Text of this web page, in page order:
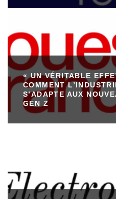
« UN VÉRITABLE
COMMENT
S’ADAPTE AUX
GEN Z